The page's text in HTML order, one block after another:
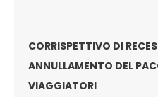
CORRISPETTIVO DI
ANNULLAMENTO DEL
VIAGGIATORI